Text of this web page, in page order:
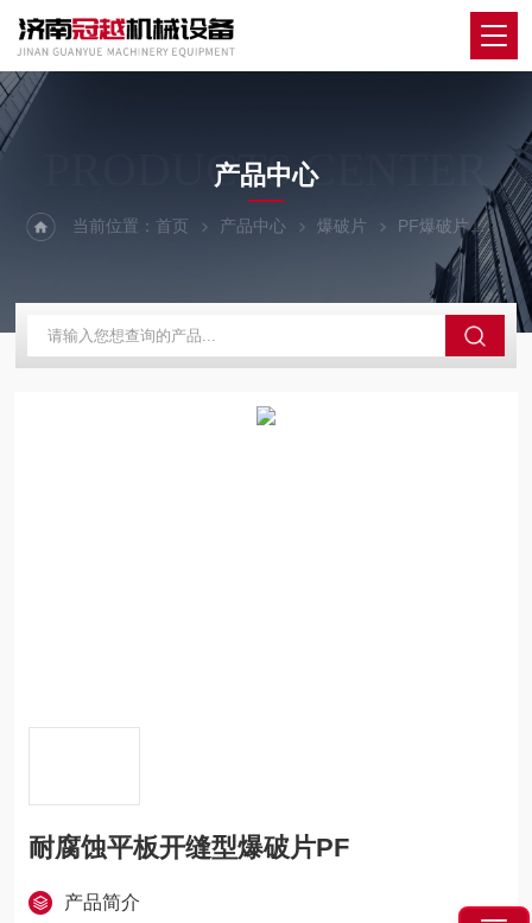
PRODUCTS CENTER
产品中心
当前位置：首页 产品中心 爆破片 PF爆破片 耐
耐腐蚀平板开缝型爆破片PF
产品简介